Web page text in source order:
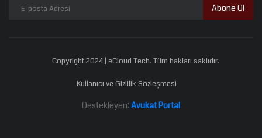
Abone Ol
Copyright 2024 | eCloud Tech. Tüm hakları saklıdır.
Kullanıcı ve Gizlilik Sözleşmesi
Destekleyen: Avukat Portal